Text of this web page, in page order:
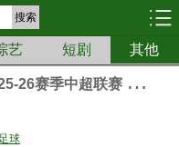
搜索
艺 短剧 其他
5
月15日25-26赛季中超联赛 大连英博海发VS青岛西海岸
足球